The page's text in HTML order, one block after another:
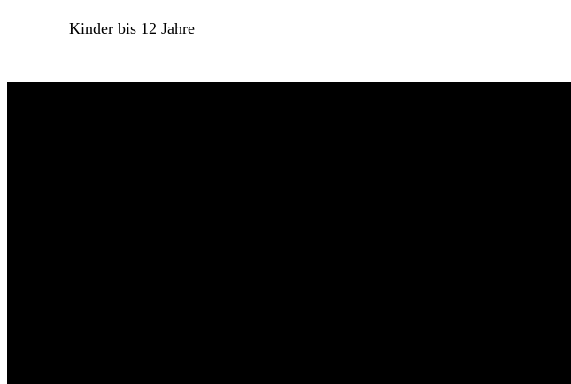
Kinder bis 12 Jahre